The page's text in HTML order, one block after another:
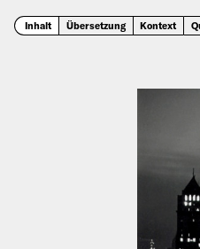
Inhalt Übersetzung Kontext